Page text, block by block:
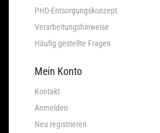
PHD-Entsorgungskonzept
Verarbeitungshinweise
Häufig gestellte Fragen
Mein Konto
Kontakt
Anmelden
Neu registrieren